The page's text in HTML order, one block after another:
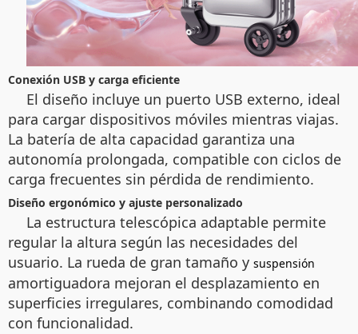
Conexión USB y carga eficiente
El diseño incluye un puerto USB externo, ideal
para cargar dispositivos móviles mientras viajas.
La batería de alta capacidad garantiza una
autonomía prolongada, compatible con ciclos de
carga frecuentes sin pérdida de rendimiento.
Diseño ergonómico y ajuste personalizado
La estructura telescópica adaptable permite
regular la altura según las necesidades del
usuario. La rueda de gran tamaño y suspensión
amortiguadora mejoran el desplazamiento en
superficies irregulares, combinando comodidad
con funcionalidad.